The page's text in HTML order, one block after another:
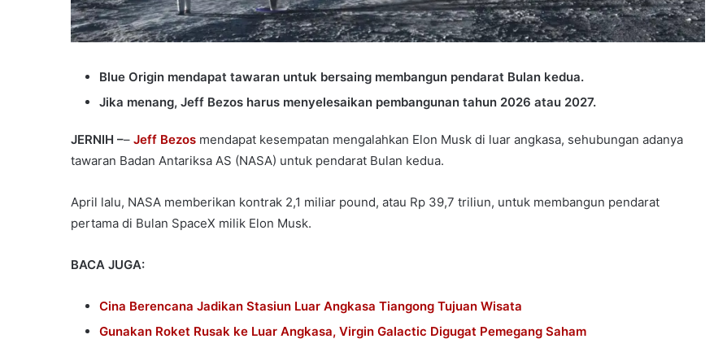
Blue Origin mendapat tawaran untuk bersaing membangun pendarat Bulan kedua.
Jika menang, Jeff Bezos harus menyelesaikan pembangunan tahun 2026 atau 2027.
JERNIH –– Jeff Bezos mendapat kesempatan mengalahkan Elon Musk di luar angkasa, sehubungan adanya
tawaran Badan Antariksa AS (NASA) untuk pendarat Bulan kedua.
April lalu, NASA memberikan kontrak 2,1 miliar pound, atau Rp 39,7 triliun, untuk membangun pendarat
pertama di Bulan SpaceX milik Elon Musk.
BACA JUGA:
Cina Berencana Jadikan Stasiun Luar Angkasa Tiangong Tujuan Wisata
Gunakan Roket Rusak ke Luar Angkasa, Virgin Galactic Digugat Pemegang Saham